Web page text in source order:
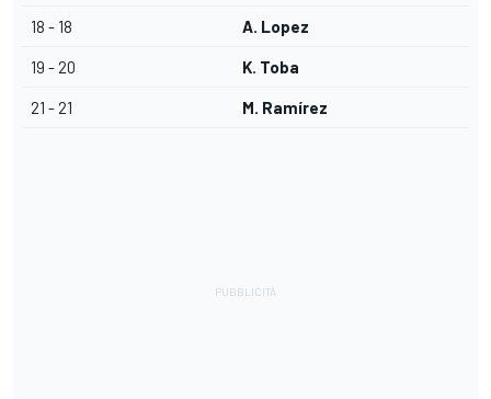
18 - 18 A. Lopez
19 - 20 K. Toba
21 - 21 M. Ramírez